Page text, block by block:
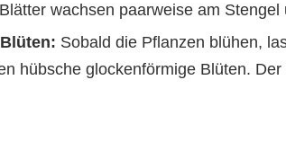
wachsen paarweise am
Sobald die Pflanzen blühen,
hübsche glockenförmige Blüten.